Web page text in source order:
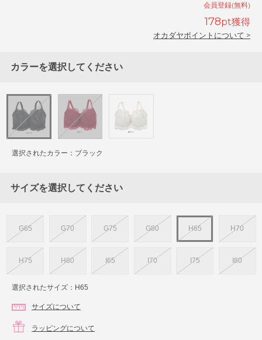
会員登録(無料)
178pt獲得
オカダヤポイントについて >
カラーを選択してください
選択されたカラー：ブラック
サイズを選択してください
G65 G70 G75 G80 H65 H70
H75 H80 I65 I70 I75 I80
選択されたサイズ：H65
サイズについて
ラッピングについて